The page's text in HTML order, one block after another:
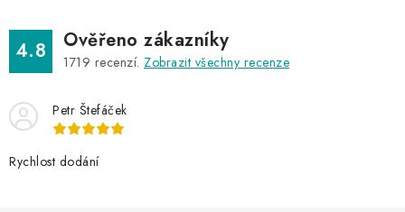
4.8 Ověřeno zákazníky
1719 recenzí. Zobrazit všechny recenze
Petr Štefáček
Rychlost dodání